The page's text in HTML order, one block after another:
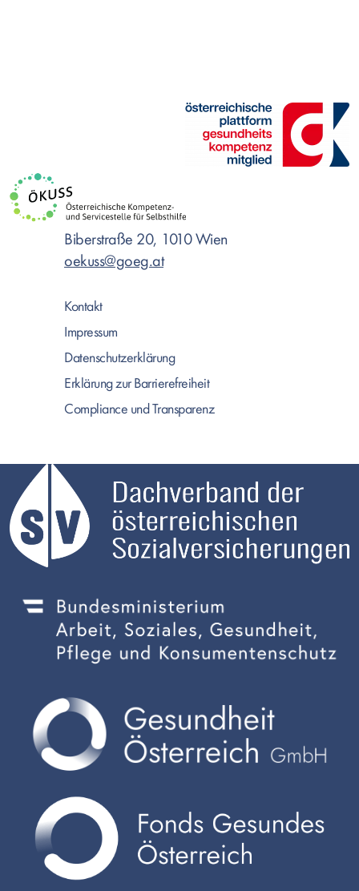
Biberstraße 20, 1010 Wien
oekuss@goeg.at
Kontakt
Impressum
Datenschutzerklärung
Erklärung zur Barrierefreiheit
Compliance und Transparenz
Bild